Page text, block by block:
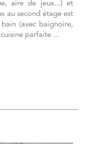
aire de jeux...) et
au second étage est
(avec baignoire,
parfaite ...